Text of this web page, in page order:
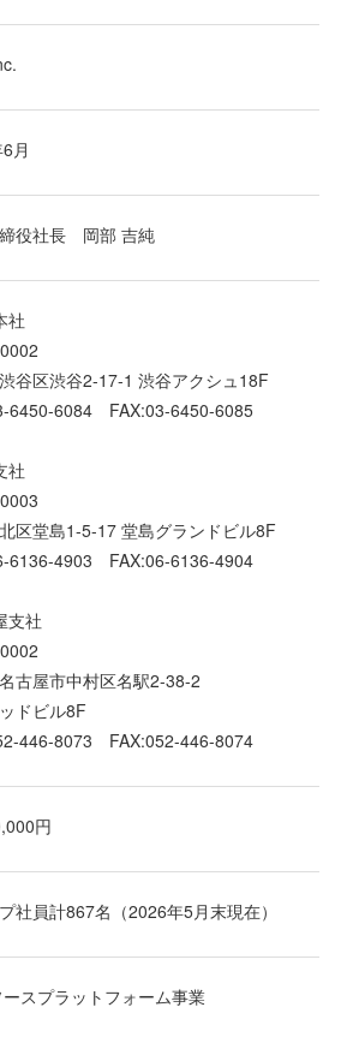
月
役社長 岡部 吉純
社
谷区渋谷2-17-1 渋谷アクシュ18F
6450-6084 FAX:03-6450-6085
社
区堂島1-5-17 堂島グランドビル8F
6136-4903 FAX:06-6136-4904
支社
古屋市中村区名駅2-38-2
ドビル8F
446-8073 FAX:052-446-8074
円
社員計867名（2026年5月末現在）
ースプラットフォーム事業